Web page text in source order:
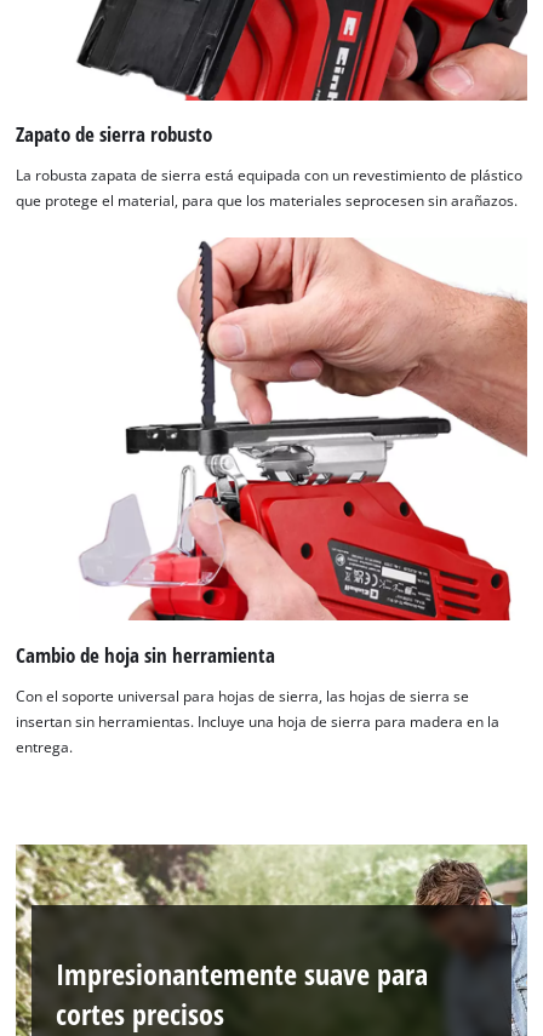
¡Necesitamos su consentimiento para
cargar el servicio Google Maps!
This content is not permitted to load due
visitor. The website owner needs to setup
to the list of technologies used.
Zapato de sierra robusto
La robusta zapata de sierra está equipada con un revestimiento de plástico
que protege el material, para que los materiales seprocesen sin arañazos.
Cambio de hoja sin herramienta
Con el soporte universal para hojas de sierra, las hojas de sierra se
insertan sin herramientas. Incluye una hoja de sierra para madera en la
entrega.
Impresionantemente suave para
cortes precisos